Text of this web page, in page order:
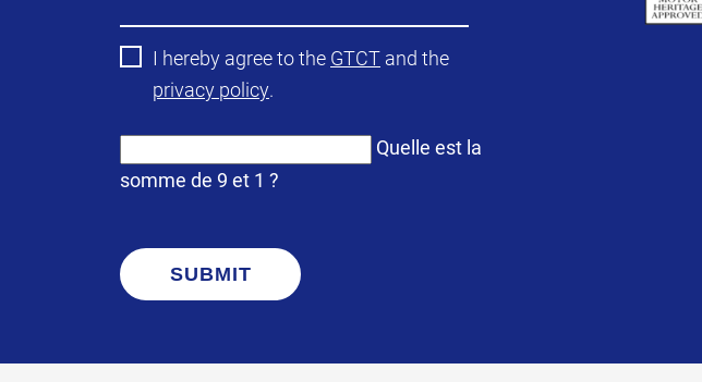
I hereby agree to the GTCT and the
privacy policy.
Quelle est la
somme de 9 et 1 ?
SUBMIT